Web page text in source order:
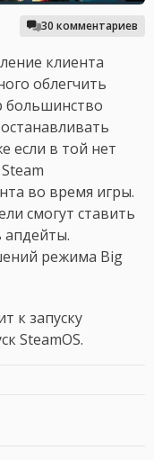
30 комментариев
клиента
облегчить
большинство
если в той нет
во время игры.
смогут ставить
апдейты.
режима Big
к запуску
SteamOS.